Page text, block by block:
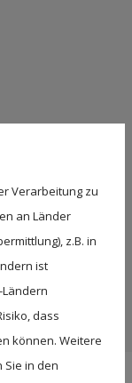
Geschlossen
10:30 - 18:00
10:00 - 14:30
Verarbeitung zu
an Länder
z.B. in
ist
Ländern
dass
können. Weitere
in den